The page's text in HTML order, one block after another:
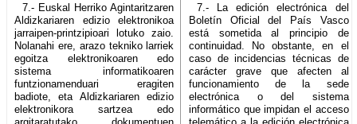
7.- Euskal Herriko Agintaritzaren
Aldizkariaren edizio elektronikoa
jarraipen-printzipioari lotuko zaio.
Nolanahi ere, arazo tekniko larriek
egoitza elektronikoaren edo
sistema informatikoaren
funtzionamenduari eragiten
badiote, eta Aldizkariaren edizio
elektronikora sartzea edo
7.- La edición electrónica del
Boletín Oficial del País Vasco
está sometida al principio de
continuidad. No obstante, en el
caso de incidencias técnicas de
carácter grave que afecten al
funcionamiento de la sede
electrónica o del sistema
informático que impidan el acceso